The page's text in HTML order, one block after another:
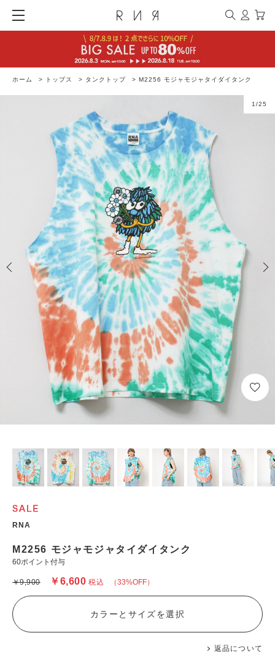
ホーム > トップス > タンクトップ > M2256 モジャモジャタイダイタンク
1 /25
RNA
M2256 モジャモジャタイダイタンク
60ポイント付与
（33%OFF）
￥6,600 税込
￥9,900
返品について
カラーとサイズを選択